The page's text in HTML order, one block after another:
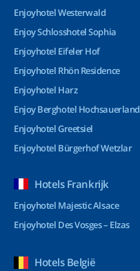
Enjoyhotel Westerwald
Enjoy Schlosshotel Sophia
Enjoyhotel Eifeler Hof
Enjoyhotel Rhön Residence
Enjoyhotel Harz
Enjoy Berghotel Hochsauerland
Enjoyhotel Greetsiel
Enjoyhotel Bürgerhof Wetzlar
Hotels Frankrijk
Enjoyhotel Majestic Alsace
Enjoyhotel Des Vosges – Elzas
Hotels België